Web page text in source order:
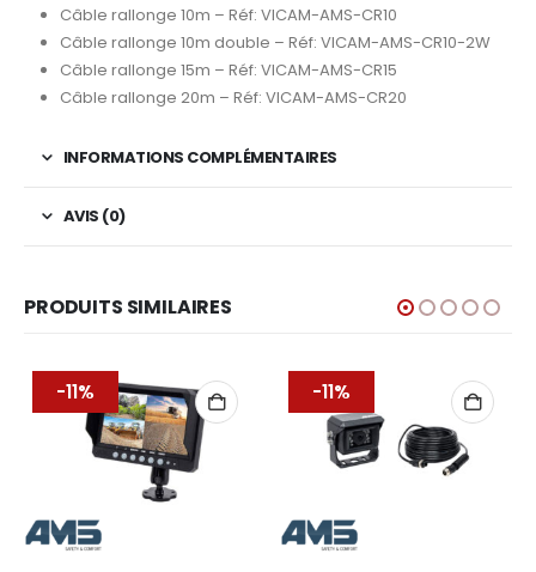
Câble rallonge 10m – Réf: VICAM-AMS-CR10
Câble rallonge 10m double – Réf: VICAM-AMS-CR10-2W
Câble rallonge 15m – Réf: VICAM-AMS-CR15
Câble rallonge 20m – Réf: VICAM-AMS-CR20
INFORMATIONS COMPLÉMENTAIRES
AVIS (0)
PRODUITS SIMILAIRES
-11%